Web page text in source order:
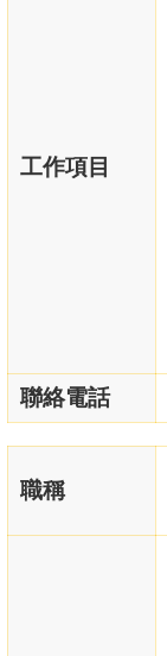
工作項目
聯絡電話
職稱